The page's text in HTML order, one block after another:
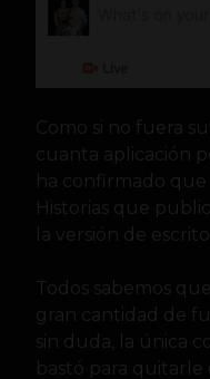
Como si no fuera
cuanta aplicación
ha confirmado
Historias que
la versión de
Todos sabemos
gran cantidad de
sin duda, la única
bastó para